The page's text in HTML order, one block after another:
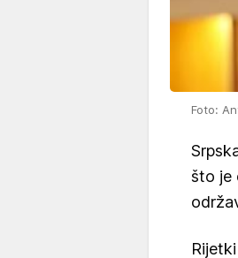
Foto:
što je